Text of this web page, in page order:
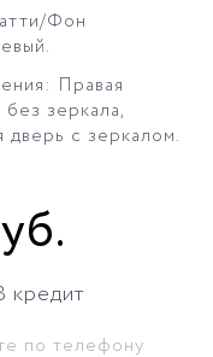
Фон
Правая
зеркала,
дверь с зеркалом.
.
кредит
по телефону